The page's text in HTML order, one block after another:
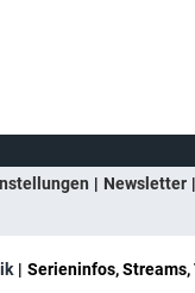
Newsletter
Serieninfos, Streams,